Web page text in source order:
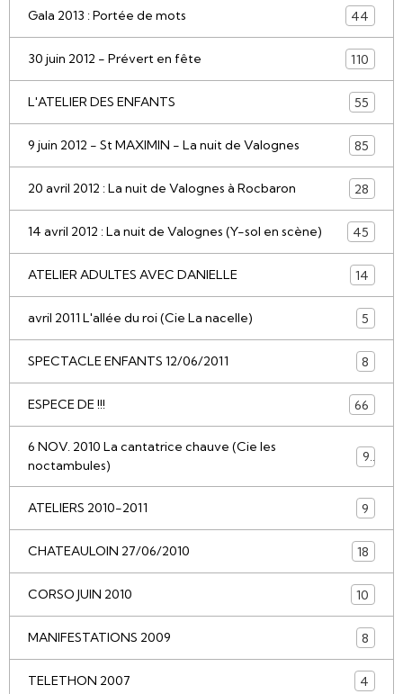
Gala 2013 : Portée de mots 44
30 juin 2012 - Prévert en fête 110
L'ATELIER DES ENFANTS 55
9 juin 2012 - St MAXIMIN - La nuit de Valognes 85
20 avril 2012 : La nuit de Valognes à Rocbaron 28
14 avril 2012 : La nuit de Valognes (Y-sol en scène) 45
ATELIER ADULTES AVEC DANIELLE 14
avril 2011 L'allée du roi (Cie La nacelle) 5
SPECTACLE ENFANTS 12/06/2011 8
ESPECE DE !!! 66
6 NOV. 2010 La cantatrice chauve (Cie les
noctambules)
9
ATELIERS 2010-2011 9
CHATEAULOIN 27/06/2010 18
CORSO JUIN 2010 10
MANIFESTATIONS 2009 8
TELETHON 2007 4